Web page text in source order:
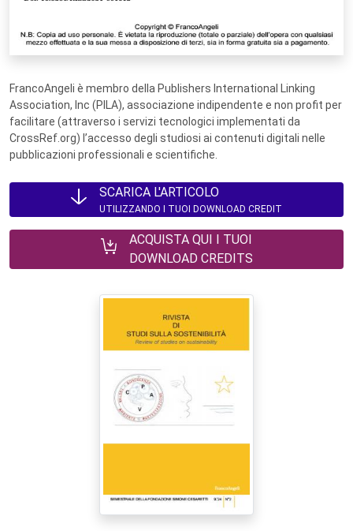
FrancoAngeli è membro della Publishers International Linking
Association, Inc (PILA), associazione indipendente e non profit per
facilitare (attraverso i servizi tecnologici implementati da
CrossRef.org) l’accesso degli studiosi ai contenuti digitali nelle
pubblicazioni professionali e scientifiche.
SCARICA L'ARTICOLO
UTILIZZANDO I TUOI DOWNLOAD CREDIT
ACQUISTA QUI I TUOI
DOWNLOAD CREDITS